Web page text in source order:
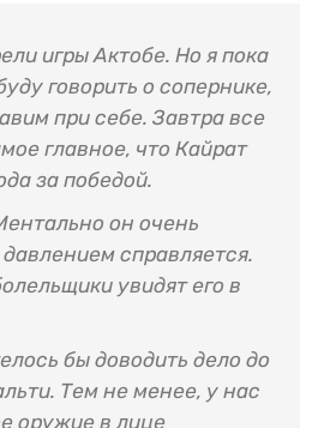
игры Актобе. Но я пока
говорить о сопернике,
при себе. Завтра все
главное, что Кайрат
за победой.
он очень
справляется.
увидят его в
бы доводить дело до
Тем не менее, у нас
оружие в лице